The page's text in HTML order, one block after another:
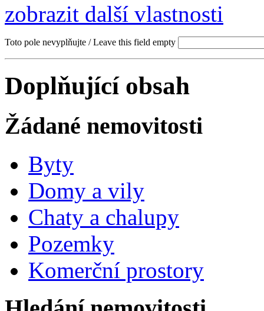
zobrazit další vlastnosti
Toto pole nevyplňujte / Leave this field empty
Doplňující obsah
Žádané nemovitosti
Byty
Domy a vily
Chaty a chalupy
Pozemky
Komerční prostory